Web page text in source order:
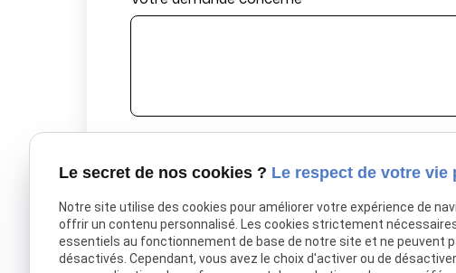
En soumettant ce formulaire
commerciale et d’envoi de newsletter
Le secret de nos cookies ? Le respect de votre vie
Notre site utilise des cookies pour améliorer votre expérience de
offrir un contenu personnalisé. Les cookies strictement
essentiels au fonctionnement de base de notre site et ne peuvent
désactivés. Cependant, vous avez le choix d'activer ou de